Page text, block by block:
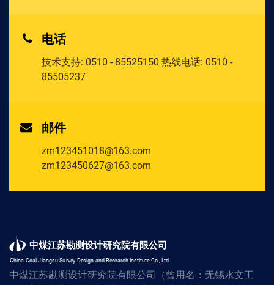
电话
技术支持: 0510 - 85525150 热线电话: 0510 -
85505237
邮件
zm123451018@163.com
zm123450627@163.com
中煤江苏勘测设计研究院有限公司
China Coal Jiangsu Survey Design and Research Institute Co., Ltd
中煤江苏勘测设计研究院有限公司（曾用名：无锡水文工